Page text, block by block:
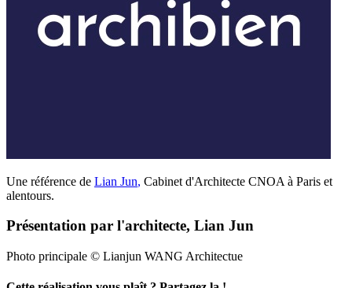
Une référence de Lian Jun, Cabinet d'Architecte CNOA à Paris et
alentours.
Présentation par l'architecte, Lian Jun
Photo principale © Lianjun WANG Architectue